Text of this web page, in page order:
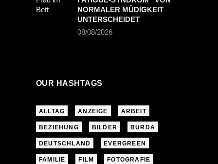
NORMALER MÜDIGKEIT
UNTERSCHEIDET
08/08/2026
OUR HASHTAGS
ALLTAG ANZEIGE ARBEIT
BEZIEHUNG BILDER BURDA
DEUTSCHLAND EVERGREEN
FAMILIE FILM FOTOGRAFIE